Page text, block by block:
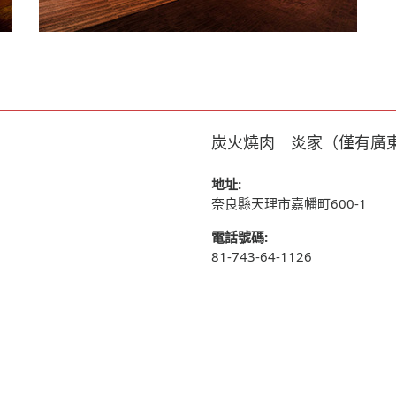
炭火燒肉 炎家（僅有廣
地址:
奈良縣天理市嘉幡町600-1
電話號碼:
81-743-64-1126